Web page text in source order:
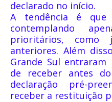
declarado no início.
A tendência é
contemplando
prioritários, como
anteriores. Além
Grande Sul
de receber antes
declaração pré-
receber a restituição